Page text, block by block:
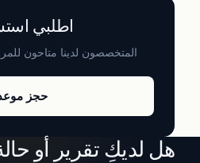
اطلبي
المتخصصون لدينا متاحون
حجز
هل لديكِ تقرير أو